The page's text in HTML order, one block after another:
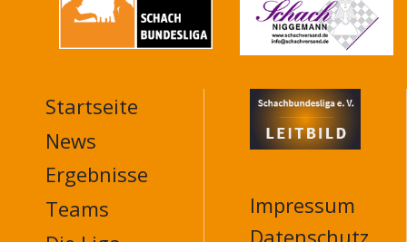
MAIN
NAVIGATION
FOOTER
Startseite
News
Ergebnisse
Teams
Impressum